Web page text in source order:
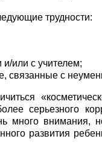
трудности:
и/или с учителем;
связанные с
серьезного
много
развития